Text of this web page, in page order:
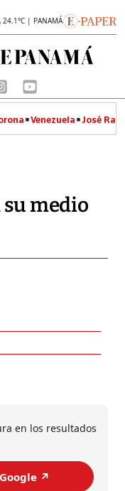
24.1°C | PANAMÁ
Venezuela José
su medio
en los resultados
↗️